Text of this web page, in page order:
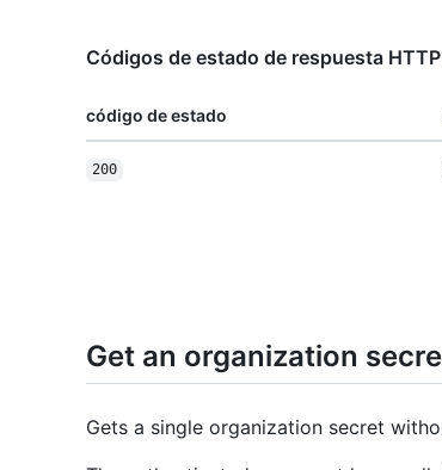
Códigos de estado de respuesta
código de estado
200
Get an organization
Gets a single organization secret